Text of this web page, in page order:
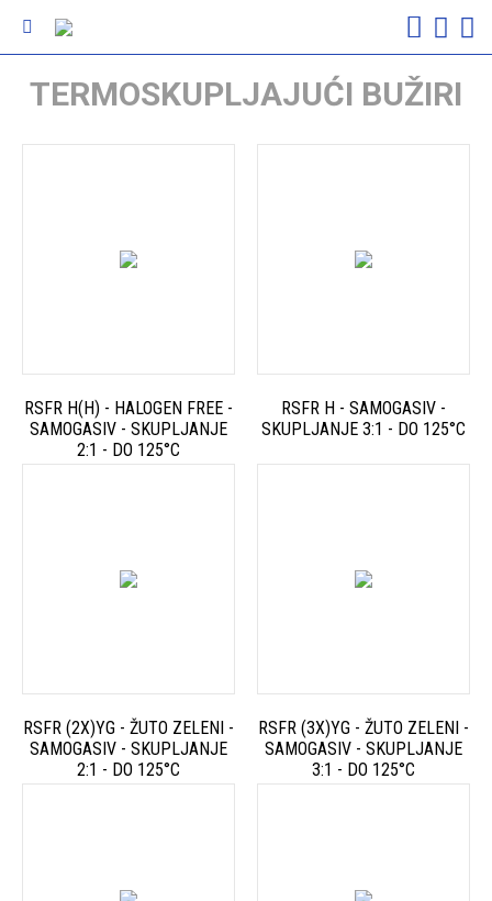
TERMOSKUPLJAJUĆI BUŽIRI
RSFR H(H) - HALOGEN FREE -
SAMOGASIV - SKUPLJANJE
2:1 - DO 125°C
RSFR H - SAMOGASIV -
SKUPLJANJE 3:1 - DO 125°C
RSFR (2X)YG - ŽUTO ZELENI -
SAMOGASIV - SKUPLJANJE
2:1 - DO 125°C
RSFR (3X)YG - ŽUTO ZELENI -
SAMOGASIV - SKUPLJANJE
3:1 - DO 125°C